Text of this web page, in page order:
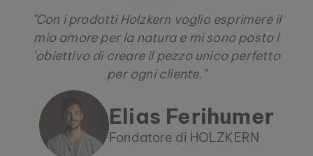
"Con i prodotti Holzkern voglio esprimere il
mio amore per la natura e mi sono posto l
´obiettivo di creare il pezzo unico perfetto
per ogni cliente."
Elias Ferihumer
Fondatore di HOLZKERN